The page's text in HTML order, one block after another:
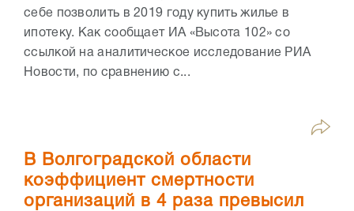
себе позволить в 2019 году купить жилье в
ипотеку. Как сообщает ИА «Высота 102» со
ссылкой на аналитическое исследование РИА
Новости, по сравнению с...
В Волгоградской области
коэффициент смертности
организаций в 4 раза превысил